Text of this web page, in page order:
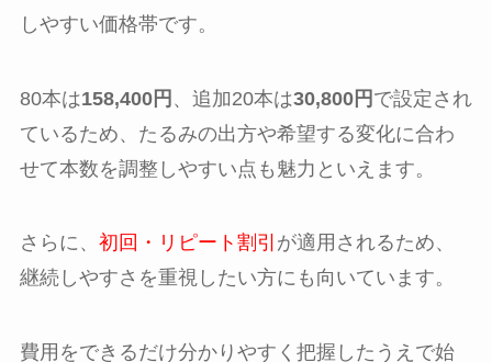
しやすい価格帯です。
80本は158,400円 、追加20本は30,800円 で設定され
ているため、たるみの出方や希望する変化に合わ
せて本数を調整しやすい点も魅力といえます。
さらに、 初回・リピート割引 が適用されるため、
継続しやすさを重視したい方にも向いています。
費用をできるだけ分かりやすく把握したうえで始